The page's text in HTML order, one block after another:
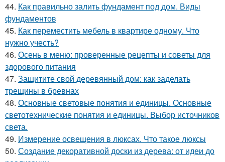
44. Как правильно залить фундамент под дом. Виды
фундаментов
45. Как переместить мебель в квартире одному. Что
нужно учесть?
46. Осень в меню: проверенные рецепты и советы для
здорового питания
47. Защитите свой деревянный дом: как заделать
трещины в бревнах
48. Основные световые понятия и единицы. Основные
светотехнические понятия и единицы. Выбор источников
света.
49. Измерение освещения в люксах. Что такое люксы
50. Создание декоративной доски из дерева: от идеи до